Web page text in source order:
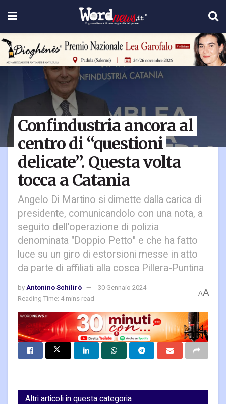
Confindustria ancora al
centro di “questioni
delicate”. Questa volta
tocca a Catania
Angelo Di Martino si dimette dalla carica di
presidente, comunicandolo con una nota, a
seguito dell'operazione di polizia
denominata "Doppio Petto" e che ha fatto
luce su un giro di estorsioni messe in atto
da parte di affiliati alla cosca Pillera-Puntina
byAntonino Schilirò
30 Gennaio 2024
Reading Time: 4 mins read
AA
Altri articoli in questa categoria